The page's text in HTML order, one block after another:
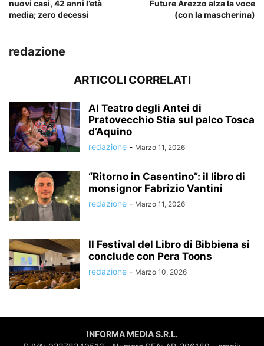
nuovi casi, 42 anni l’età
media; zero decessi
Future Arezzo alza la voce
(con la mascherina)
redazione
ARTICOLI CORRELATI
Al Teatro degli Antei di
Pratovecchio Stia sul palco Tosca
d’Aquino
redazione - Marzo 11, 2026
“Ritorno in Casentino”: il libro di
monsignor Fabrizio Vantini
redazione - Marzo 11, 2026
Il Festival del Libro di Bibbiena si
conclude con Pera Toons
redazione - Marzo 10, 2026
INFORMA MEDIA S.R.L.